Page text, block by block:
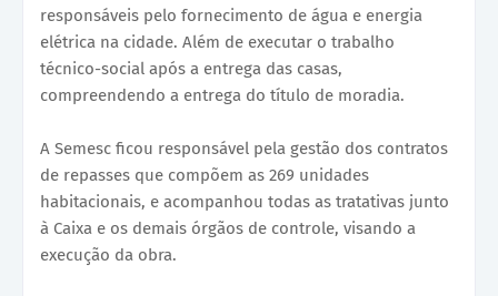
responsáveis pelo fornecimento de água e energia
elétrica na cidade. Além de executar o trabalho
técnico-social após a entrega das casas,
compreendendo a entrega do título de moradia.
A Semesc ficou responsável pela gestão dos contratos
de repasses que compõem as 269 unidades
habitacionais, e acompanhou todas as tratativas junto
à Caixa e os demais órgãos de controle, visando a
execução da obra.